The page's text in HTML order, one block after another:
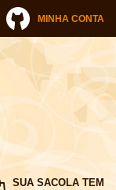
MINHA CONTA
SUA SACOLA TEM